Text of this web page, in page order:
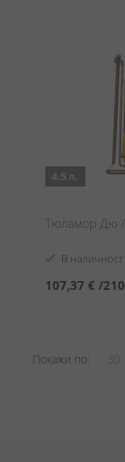
4.5 л.
Тюламор Дю /
В наличност
107,37 € /
Покажи по